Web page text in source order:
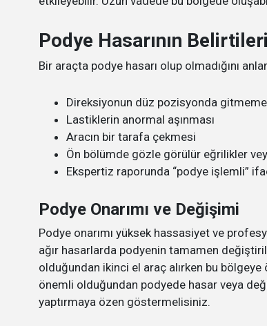
Podye Hasarının Belirtileri
Bir araçta podye hasarı olup olmadığını
Direksiyonun düz pozisyonda
Lastiklerin anormal aşınması
Aracın bir tarafa çekmesi
Ön bölümde gözle görülür eğrilikler
Ekspertiz raporunda “podye işlemli”
Podye Onarımı ve Değişimi
Podye onarımı yüksek hassasiyet ve
ağır hasarlarda podyenin tamamen
olduğundan ikinci el araç alırken bu
önemli olduğundan podyede hasar veya
yaptırmaya özen göstermelisiniz.